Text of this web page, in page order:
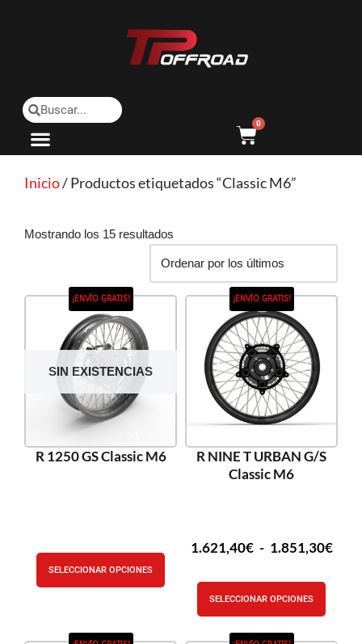
0
Inicio/ Productos etiquetados “Classic M6”
Mostrando los 15 resultados
SIN EXISTENCIAS
¡ENVÍO GRATIS!
R 1250 GS Classic M6
SELECCIONAR OPCIONES
¡ENVÍO GRATIS!
R NINE T URBAN G/S
Classic M6
1.621,40€ - 1.851,30€
SELECCIONAR OPCIONES